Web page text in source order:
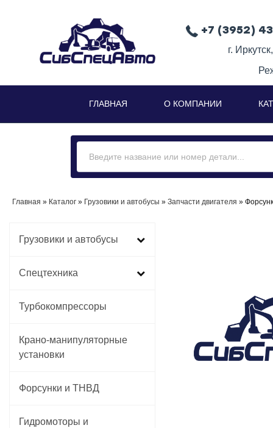
+7 (3952)
г.
ГЛАВНАЯ О КОМПАНИИ
Главная » Каталог » Грузовики и автобусы » Запчасти двигателя »
Грузовики и автобусы
Спецтехника
Турбокомпрессоры
Крано-манипуляторные
установки
Форсунки и ТНВД
Гидромоторы и